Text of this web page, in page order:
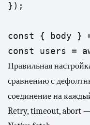
});
const { body }
const users =
Правильная
сравнению с
соединение на
Retry, timeout, abort